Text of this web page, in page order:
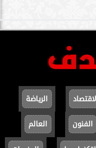
الرياضة
الفنون
العالم